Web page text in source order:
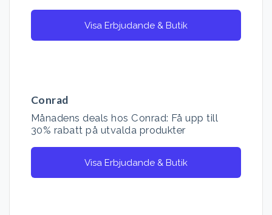
Visa Erbjudande & Butik
Conrad
Månadens deals hos Conrad: Få upp till
30% rabatt på utvalda produkter
Visa Erbjudande & Butik